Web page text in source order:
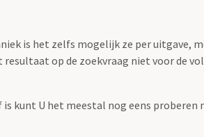
is het zelfs mogelijk ze per
op de zoekvraag niet voor de
kunt U het meestal nog eens